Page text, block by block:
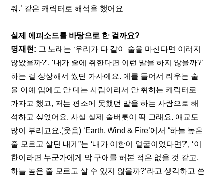
줘.’ 같은 캐릭터로 해석을 했어요.
실제 에피소드를 바탕으로 한 걸까요?
명재현: 그 노래는 ‘우리가 다 같이 술을 마신다면 이러지
않았을까?’, ‘내가 술에 취한다면 이런 말을 하지 않을까?’
하는 걸 상상해서 썼던 가사예요. 예를 들어서 리우는 술
을 아예 입에도 안 대는 사람이라서 안 취하는 캐릭터로
가자고 했고, 저는 평소에 못했던 말을 하는 사람으로 해
석하고 싶었어요. 사실 실제 술버릇이 딱 그래요. 애교도
많이 부리고요.(웃음) ‘Earth, Wind & Fire’에서 “하늘 높은
줄 모르고 살던 내게”는 ‘내가 이한이 얼굴이었다면?’, ‘이
한이라면 누군가에게 막 구애를 해본 적은 없을 것 같고,
하늘 높은 줄 모르고 살 수 있지 않을까?’라고 생각하고 쓴